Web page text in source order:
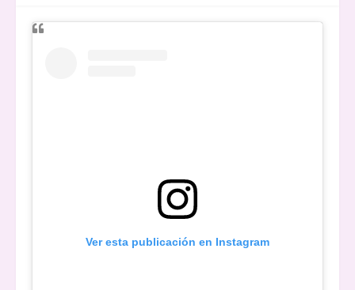
Ver esta publicación en Instagram